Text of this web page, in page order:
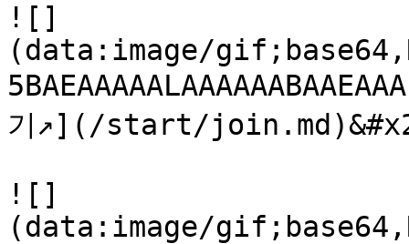
![]
(data:image/
기↗️](/start/
![]
(data:image/